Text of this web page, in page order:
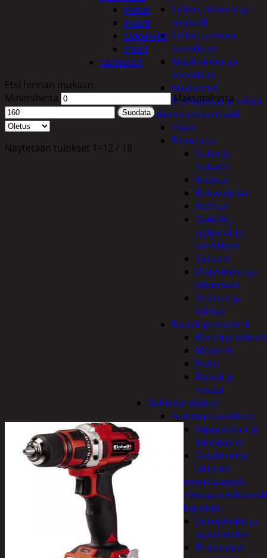
Letkut, liittimet ja
pistoolit
Letkut ja muut
tarvikkeet
Maaliruiskut ja
tarvikkeet
Naulaimet
Pulttipyssyt ja räikät
Rakennusmateriaalit
Listat
Pienrauta
Lukot ja
hakaset
Koukut
Kalustejalat
Kulmat
Sakkelit,
pylpyrät ja
tarvikkeet
Saranat
Vaijerilukot ja
klemmarit
Vetimet ja
kahvat
Ruuvit ja mutterit
Mutterit
Pultit
Ruuvit ja
naulat
Sähkötarvikkeet
Asennustarvikkeet
Nippusiteet ja
kiinnikkeet
Sulakkeet ja
liittimet
Asennuskaapelit
Jatkojohdot
Jatkojohdot ja
ajastinkellot
Pistotulpat
Hatut
Huivit
Lippalakit
Pipot
Sadeasut
Etsi hinnan mukaan
Minimihinta
Maksimihinta
Suodata
Näytetään tulokset 1–12 / 18